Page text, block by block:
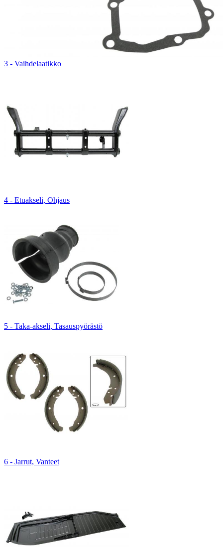
3 - Vaihdelaatikko
4 - Etuakseli, Ohjaus
5 - Taka-akseli, Tasauspyörästö
6 - Jarrut, Vanteet